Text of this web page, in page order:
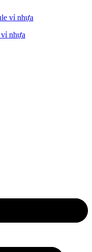
nhựa